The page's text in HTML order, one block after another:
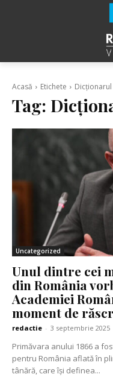
Acasă Etichete
Tag:
Uncategorized
Unul dintre cei
din România
Academiei
moment de
redactie - 3 septembrie 2025
Primăvara anului 1866 a
pentru România aflată în
tânără, care își definea...